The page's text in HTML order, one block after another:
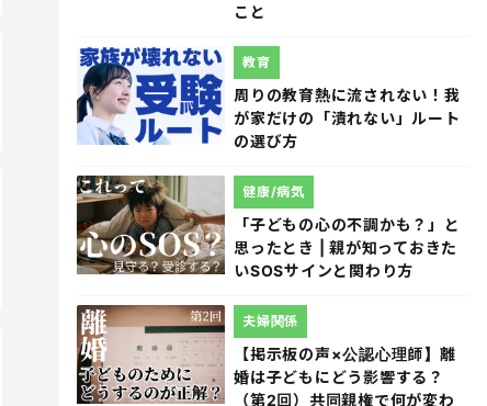
こと
周りの教育熱に流されない！我
が家だけの「潰れない」ルート
の選び方
教育
「子どもの心の不調かも？」と
思ったとき | 親が知っておきた
いSOSサインと関わり方
健康/病気
【掲示板の声×公認心理師】離
婚は子どもにどう影響する？
（第2回）共同親権で何が変わ
夫婦関係